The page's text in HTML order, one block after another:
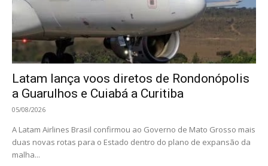
Latam lança voos diretos de Rondonópolis
a Guarulhos e Cuiabá a Curitiba
05/08/2026
A Latam Airlines Brasil confirmou ao Governo de Mato Grosso mais
duas novas rotas para o Estado dentro do plano de expansão da
malha...